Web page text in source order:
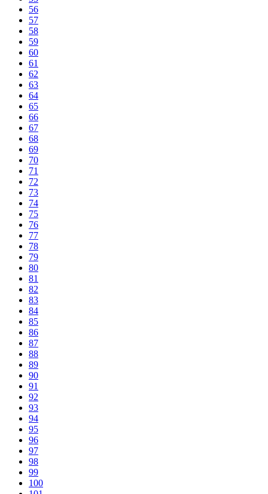
56
57
58
59
60
61
62
63
64
65
66
67
68
69
70
71
72
73
74
75
76
77
78
79
80
81
82
83
84
85
86
87
88
89
90
91
92
93
94
95
96
97
98
99
100